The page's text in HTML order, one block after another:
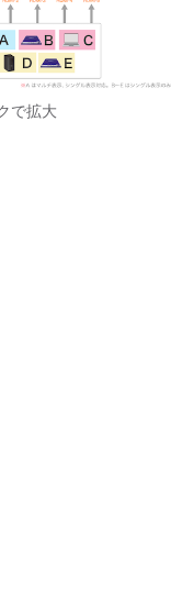
で拡大